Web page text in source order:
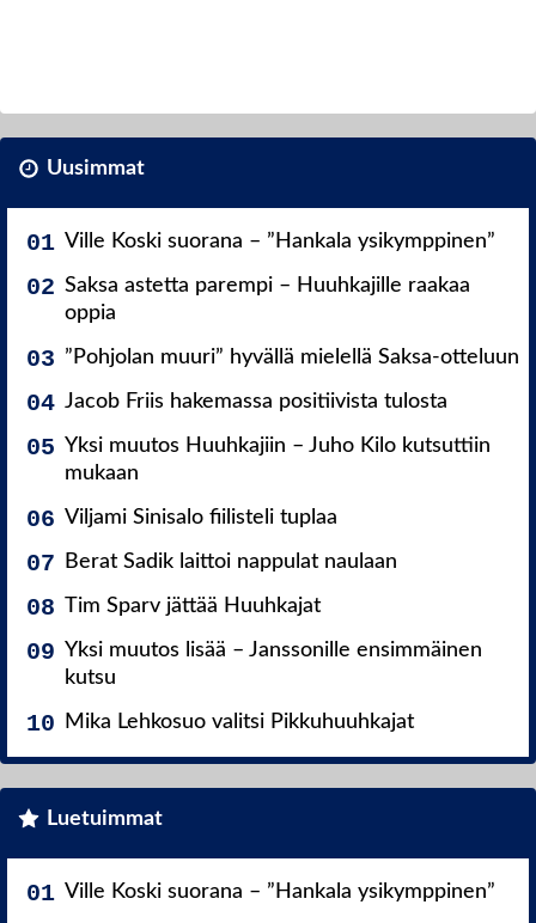
Uusimmat
Ville Koski suorana – ”Hankala ysikymppinen”
Saksa astetta parempi – Huuhkajille raakaa
oppia
”Pohjolan muuri” hyvällä mielellä Saksa-otteluun
Jacob Friis hakemassa positiivista tulosta
Yksi muutos Huuhkajiin – Juho Kilo kutsuttiin
mukaan
Viljami Sinisalo fiilisteli tuplaa
Berat Sadik laittoi nappulat naulaan
Tim Sparv jättää Huuhkajat
Yksi muutos lisää – Janssonille ensimmäinen
kutsu
Mika Lehkosuo valitsi Pikkuhuuhkajat
Luetuimmat
Ville Koski suorana – ”Hankala ysikymppinen”